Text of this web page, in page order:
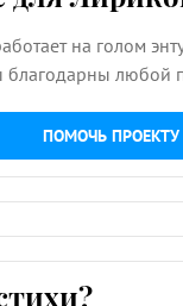
на голом
благодарны любой
ПОМОЧЬ ПРОЕКТУ